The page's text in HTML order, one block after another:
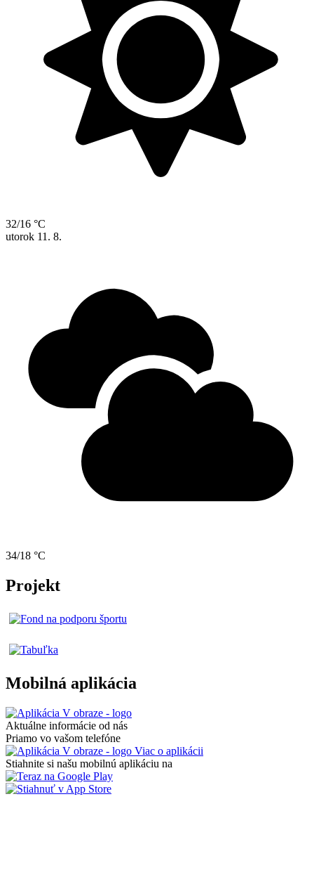
32/16 °C
utorok 11. 8.
34/18 °C
Projekt
Mobilná aplikácia
Aktuálne informácie od nás
Priamo vo vašom telefóne
Viac o aplikácii
Stiahnite si našu mobilnú aplikáciu na